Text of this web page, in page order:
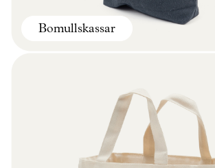
Bomullskassar